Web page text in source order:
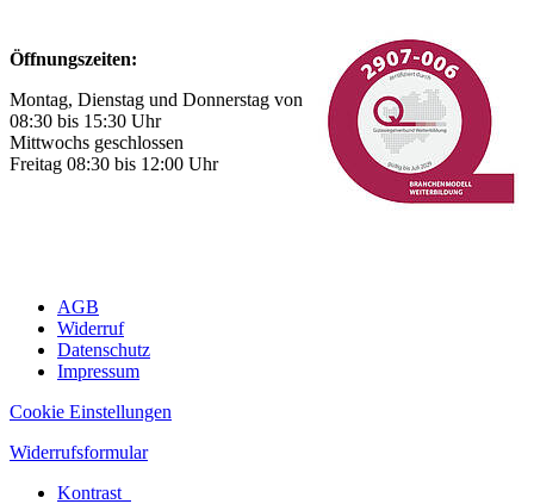
Öffnungszeiten:
Montag, Dienstag und Donnerstag von
08:30 bis 15:30 Uhr
Mittwochs geschlossen
Freitag 08:30 bis 12:00 Uhr
AGB
Widerruf
Datenschutz
Impressum
Cookie Einstellungen
Widerrufsformular
Kontrast